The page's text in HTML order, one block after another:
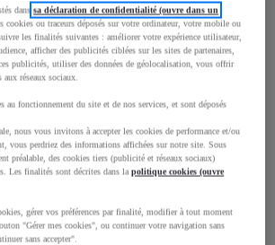
Largeur
1 765mm
mixte
danssa déclaration de confidentialité (ouvre dans un
cookies ou traceurs déposés sur votre ordinateur, votre mobile ou
les finalités suivantes : améliorer votre expérience utilisateur,
afficher des publicités ciblées sur les sites de partenaires,
publicités, utiliser des données de géolocalisation, vous offrir
réseaux sociaux.
au fonctionnement du site et de nos services, et sont déposés
nous vous invitons à accepter les cookies de performance et/ou
vous perdriez des informations affichées sur notre site. Sous
préalable, des cookies tiers (publicité et réseaux sociaux)
Les finalités sont décrites dans lapolitique cookies (ouvre
gérer vos préférences par finalité, modifier à tout moment
"Gérer mes cookies", ou continuer votre navigation sans
sans accepter".